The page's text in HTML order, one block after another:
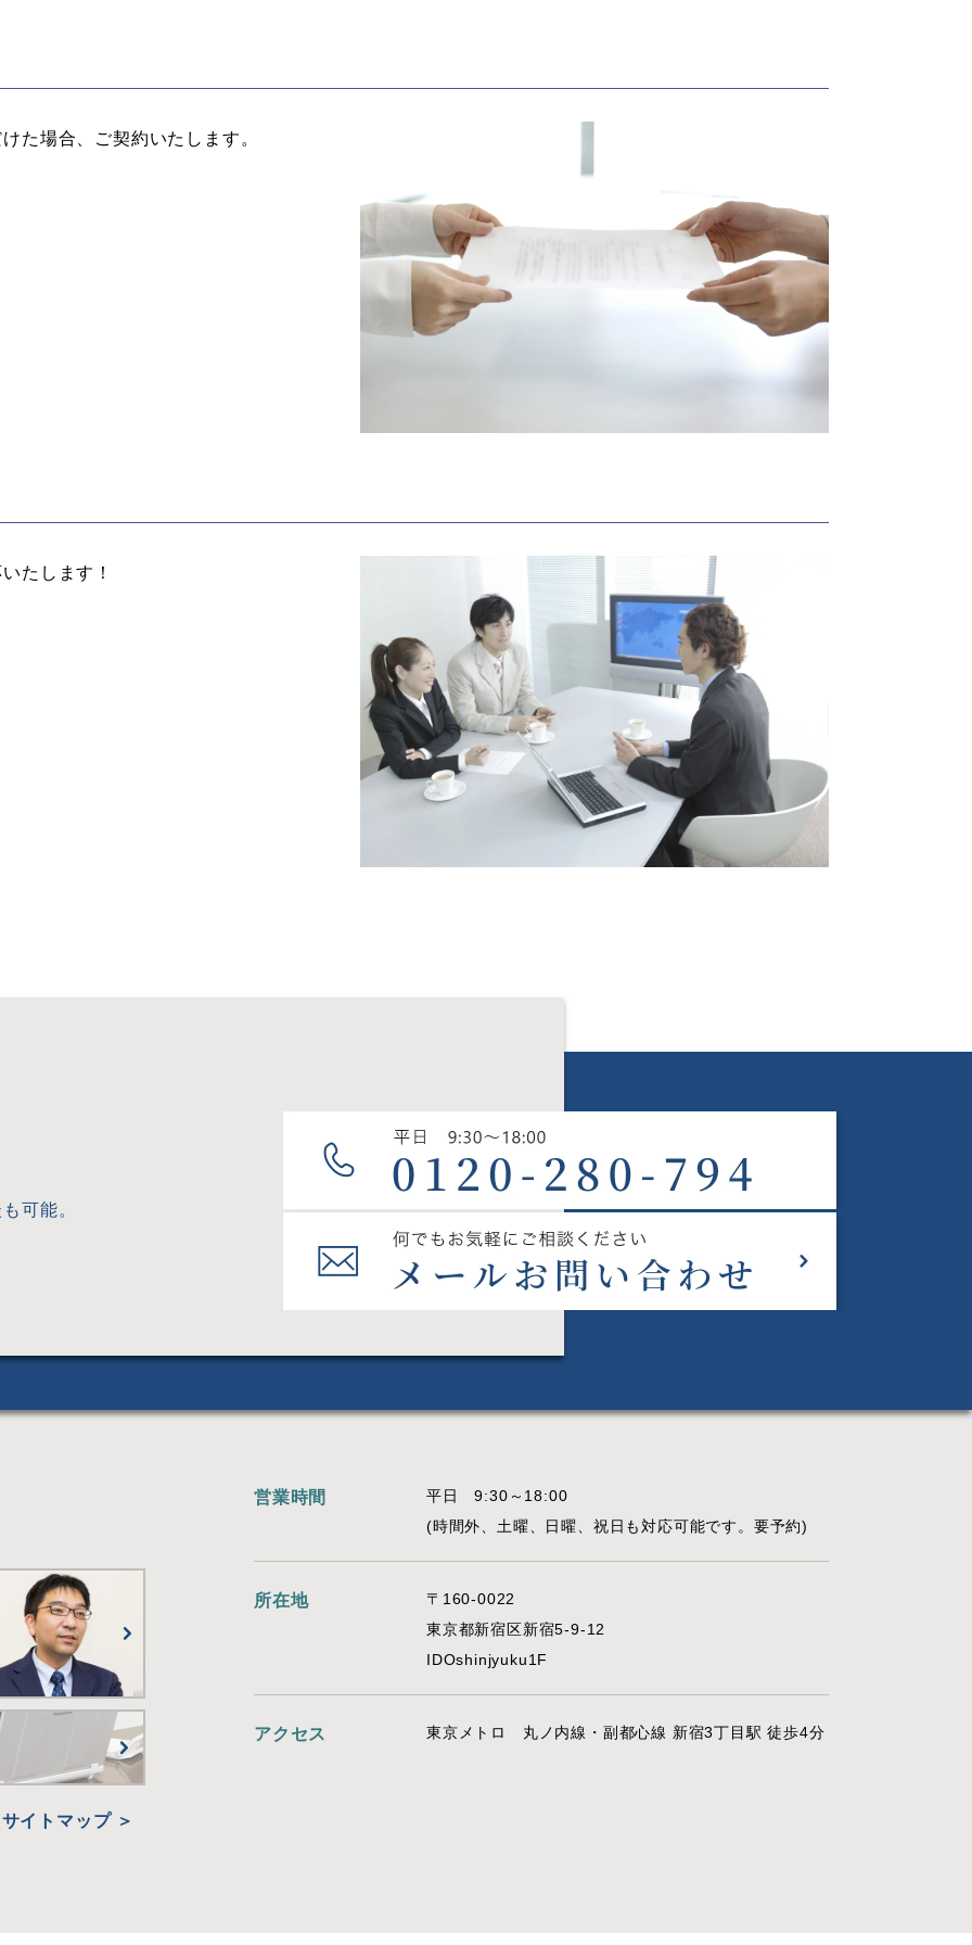
た場合、ご契約いたします。
たします！
可能。
サイトマップ ＞
営業時間
平日 9:30～18:00
(時間外、土曜、日曜、祝日も対応可能です。要予約)
所在地
〒160-0022
東京都新宿区新宿5-9-12
IDOshinjyuku1F
アクセス 東京メトロ 丸ノ内線・副都心線 新宿3丁目駅 徒歩4分